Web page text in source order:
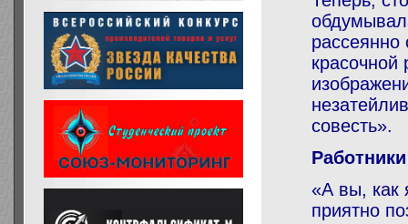
рассеянно
красочной
совесть».
«А вы, как
приятно